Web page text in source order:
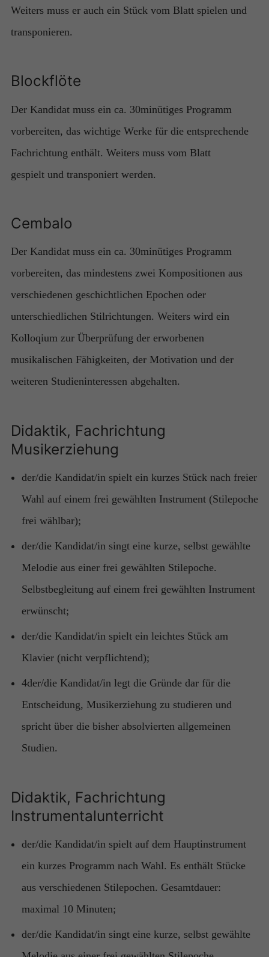
Weiters muss er auch ein Stück vom Blatt spielen und
transponieren.
Blockflöte
Der Kandidat muss ein ca. 30minütiges Programm
vorbereiten, das wichtige Werke für die entsprechende
Fachrichtung enthält. Weiters muss vom Blatt
gespielt und transponiert werden.
Cembalo
Der Kandidat muss ein ca. 30minütiges Programm
vorbereiten, das mindestens zwei Kompositionen aus
verschiedenen geschichtlichen Epochen oder
unterschiedlichen Stilrichtungen. Weiters wird ein
Kolloqium zur Überprüfung der erworbenen
musikalischen Fähigkeiten, der Motivation und der
weiteren Studieninteressen abgehalten.
Didaktik, Fachrichtung
Musikerziehung
der/die Kandidat/in spielt ein kurzes Stück nach freier
Wahl auf einem frei gewählten Instrument (Stilepoche
frei wählbar);
der/die Kandidat/in singt eine kurze, selbst gewählte
Melodie aus einer frei gewählten Stilepoche.
Selbstbegleitung auf einem frei gewählten Instrument
erwünscht;
der/die Kandidat/in spielt ein leichtes Stück am
Klavier (nicht verpflichtend);
4der/die Kandidat/in legt die Gründe dar für die
Entscheidung, Musikerziehung zu studieren und
spricht über die bisher absolvierten allgemeinen
Studien.
Didaktik, Fachrichtung
Instrumentalunterricht
der/die Kandidat/in spielt auf dem Hauptinstrument
ein kurzes Programm nach Wahl. Es enthält Stücke
aus verschiedenen Stilepochen. Gesamtdauer:
maximal 10 Minuten;
der/die Kandidat/in singt eine kurze, selbst gewählte